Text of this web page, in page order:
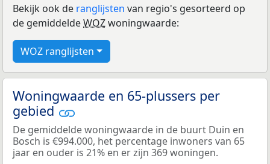
Bekijk ook de ranglijsten van regio's gesorteerd op
de gemiddeldeWOZwoningwaarde:
WOZ ranglijsten
Woningwaarde en 65-plussers per
gebied
De gemiddelde woningwaarde in de buurt Duin en
Bosch is €994.000, het percentage inwoners van 65
jaar en ouder is 21% en er zijn 369 woningen.